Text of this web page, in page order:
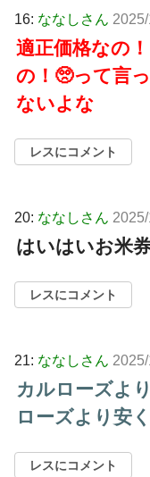
16: ななしさん
適正価格なの
の！🥺って言
ないよな
レスにコメント
20: ななしさん
はいはいお米
レスにコメント
21: ななしさん
カルローズよ
ローズより安
レスにコメント